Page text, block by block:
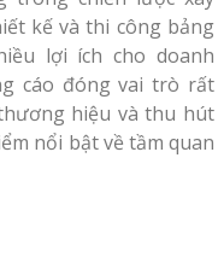
kế và thi công bảng
lợi ích cho doanh
cáo đóng vai trò rất
hiệu và thu hút
nổi bật về tầm quan